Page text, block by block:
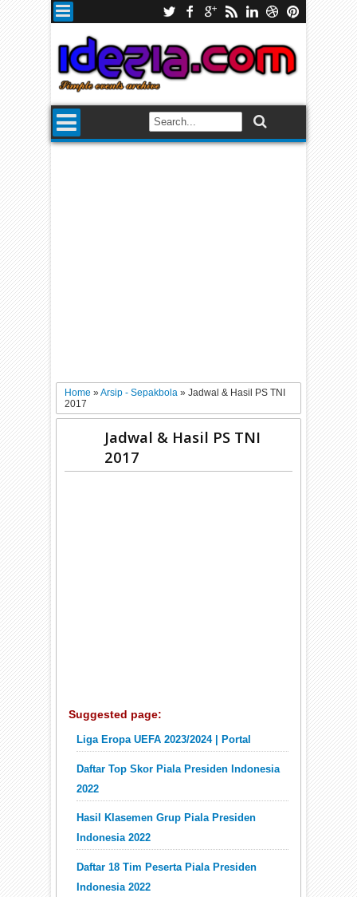
Home»Arsip - Sepakbola»Jadwal & Hasil PS TNI
2017
Jadwal & Hasil PS TNI
2017
Suggested page:
Liga Eropa UEFA 2023/2024 | Portal
Daftar Top Skor Piala Presiden Indonesia
2022
Hasil Klasemen Grup Piala Presiden
Indonesia 2022
Daftar 18 Tim Peserta Piala Presiden
Indonesia 2022